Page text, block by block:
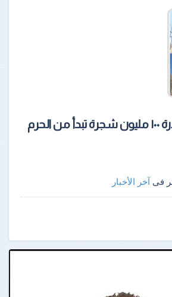
جامعة بنها | مبادرة ١٠٠ مليون شجرة تبدأ من الحرم
فى آخر الأخبار